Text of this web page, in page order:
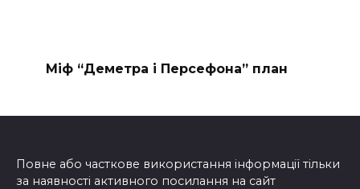
Міф “Деметра і Персефона” план
Повне або часткове використання інформації тільки
за наявності активного посилання на сайт